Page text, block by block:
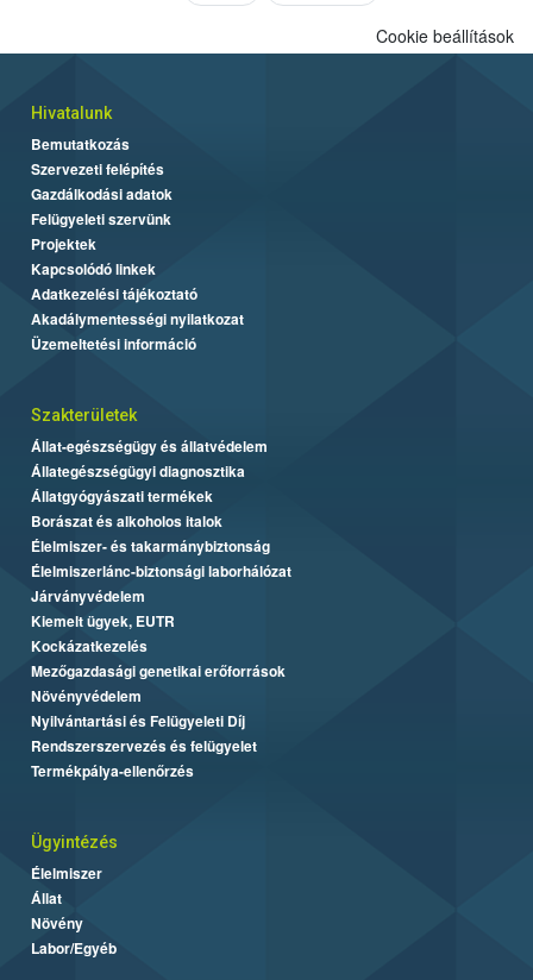
Cookie beállítások
Hivatalunk
Bemutatkozás
Szervezeti felépítés
Gazdálkodási adatok
Felügyeleti szervünk
Projektek
Kapcsolódó linkek
Adatkezelési tájékoztató
Akadálymentességi nyilatkozat
Üzemeltetési információ
Szakterületek
Állat-egészségügy és állatvédelem
Állategészségügyi diagnosztika
Állatgyógyászati termékek
Borászat és alkoholos italok
Élelmiszer- és takarmánybiztonság
Élelmiszerlánc-biztonsági laborhálózat
Járványvédelem
Kiemelt ügyek, EUTR
Kockázatkezelés
Mezőgazdasági genetikai erőforrások
Növényvédelem
Nyilvántartási és Felügyeleti Díj
Rendszerszervezés és felügyelet
Termékpálya-ellenőrzés
Ügyintézés
Élelmiszer
Állat
Növény
Labor/Egyéb